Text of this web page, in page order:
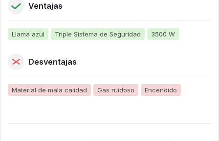
Ventajas
Llama azul Triple Sistema de Seguridad 3500 W
Desventajas
Material de mala calidad Gas ruidoso Encendido